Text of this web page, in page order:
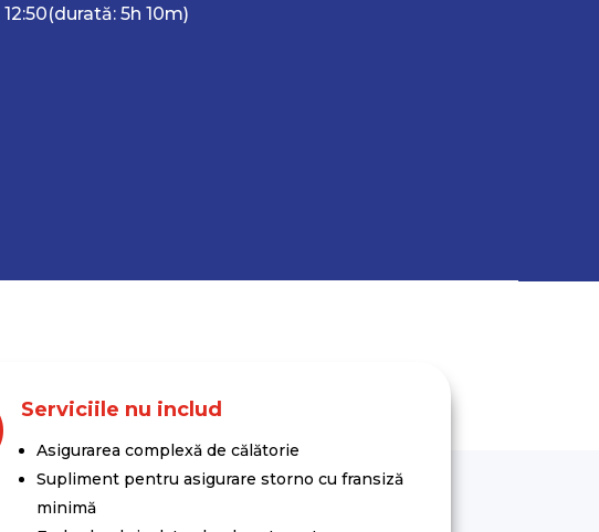
5h 10m)
Serviciile nu includ
Asigurarea complexă de călătorie
Supliment pentru asigurare storno cu fransiză
minimă